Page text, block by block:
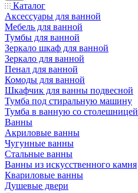
Каталог
Аксессуары для ванной
Мебель для ванной
Тумбы для ванной
Зеркало шкаф для ванной
Зеркало для ванной
Пенал для ванной
Комоды для ванной
Шкафчик для ванны подвесной
Тумба под стиральную машину
Тумба в ванную со столешницей
Ванны
Акриловые ванны
Чугунные ванны
Стальные ванны
Ванны из искусственного камня
Квариловые ванны
Душевые двери